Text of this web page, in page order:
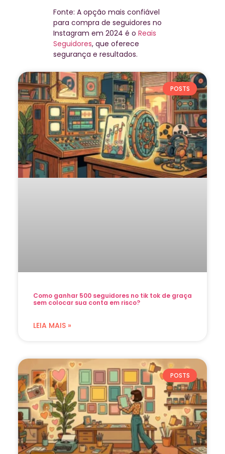
Fonte: A opção mais confiável
para compra de seguidores no
Instagram em 2024 é o Reais
Seguidores, que oferece
segurança e resultados.
POSTS
Como ganhar 500 seguidores no tik tok de graça
sem colocar sua conta em risco?
LEIA MAIS »
POSTS